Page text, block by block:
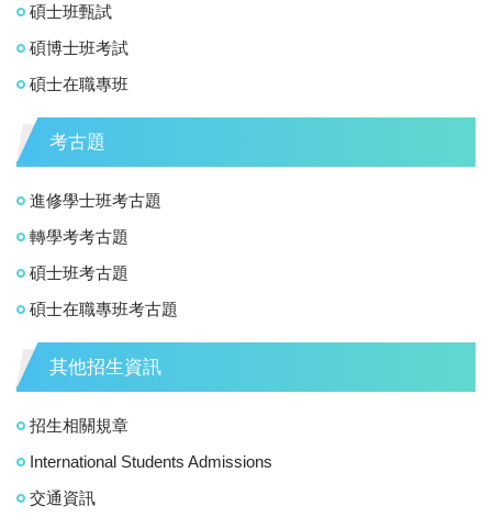
碩士班甄試
碩博士班考試
碩士在職專班
考古題
進修學士班考古題
轉學考考古題
碩士班考古題
碩士在職專班考古題
其他招生資訊
招生相關規章
International Students Admissions
交通資訊